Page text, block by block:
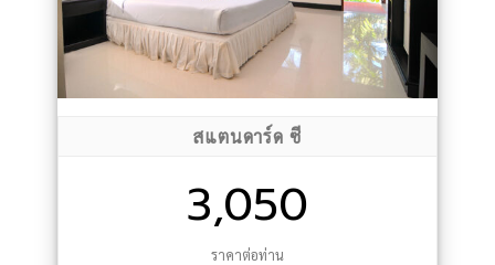
สแตนดาร์ด ซี
3,050
ราคาต่อท่าน